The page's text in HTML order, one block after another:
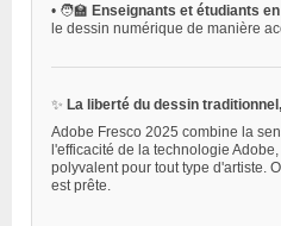
• 🧑‍🏫 Enseignants et étudiants
le dessin numérique de manière
✨ La liberté du dessin
Adobe Fresco 2025 combine la
l'efficacité de la technologie
polyvalent pour tout type d'artiste.
est prête.